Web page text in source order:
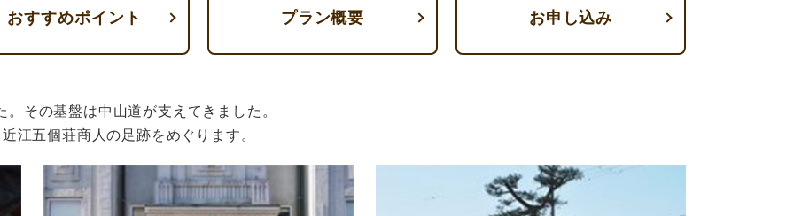
おすすめポイント プラン概要 お申し込み
その基盤は中山道が支えてきました。
江五個荘商人の足跡をめぐります。